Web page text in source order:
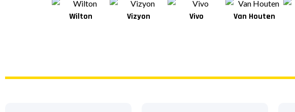
Wilton Vizyon Vivo Van Houten